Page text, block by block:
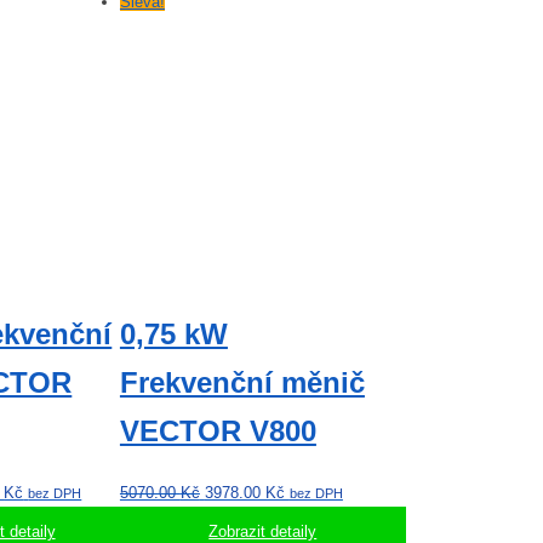
Kč Aktuální
bez DPH
detaily
0,75 kW
Frekvenční měnič
VECTOR V800
5070.00Kč Původní
3978.00 KčAktuální
bez DPH
Zobrazit detaily